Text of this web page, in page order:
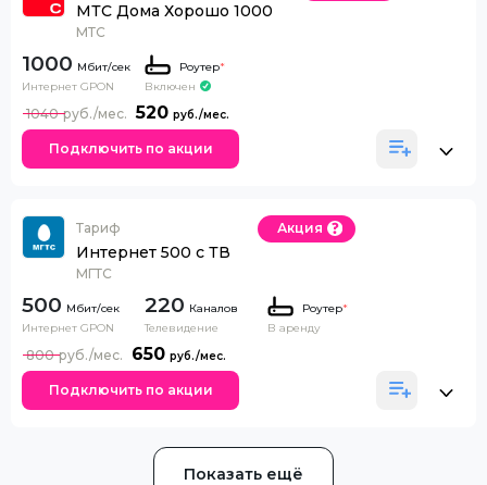
МТС Дома Хорошо 1000
МТС
1000
Интернет GPON
Роутер*
Включен
520
1040
Подключить по акции
Тариф
Интернет 500 с ТВ
МГТС
Акция
500
Интернет GPON
220 Каналов
Телевидение
Роутер*
В аренду
650
800
Подключить по акции
Показать ещё